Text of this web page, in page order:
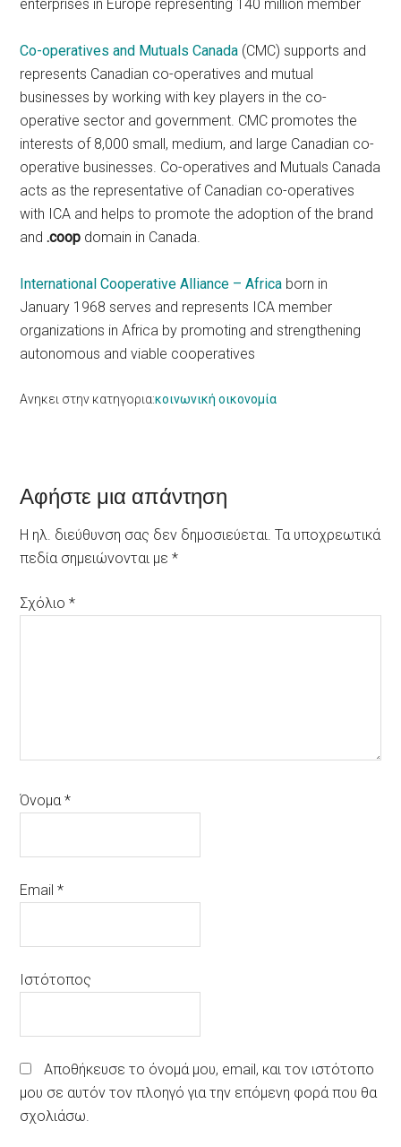
enterprises in Europe representing 140 million member
Co-operatives and Mutuals Canada (CMC) supports and
represents Canadian co-operatives and mutual
businesses by working with key players in the co-
operative sector and government. CMC promotes the
interests of 8,000 small, medium, and large Canadian co-
operative businesses. Co-operatives and Mutuals Canada
acts as the representative of Canadian co-operatives
with ICA and helps to promote the adoption of the brand
and.coop domain in Canada.
International Cooperative Alliance – Africa born in
January 1968 serves and represents ICA member
organizations in Africa by promoting and strengthening
autonomous and viable cooperatives
Ανηκει στην κατηγορια:κοινωνική οικονομία
Reader
Interactions
Αφήστε μια απάντηση
Η ηλ. διεύθυνση σας δεν δημοσιεύεται. Τα υποχρεωτικά
πεδία σημειώνονται με*
Σχόλιο*
Όνομα*
Email*
Ιστότοπος
Αποθήκευσε το όνομά μου, email, και τον ιστότοπο
μου σε αυτόν τον πλοηγό για την επόμενη φορά που θα
σχολιάσω.